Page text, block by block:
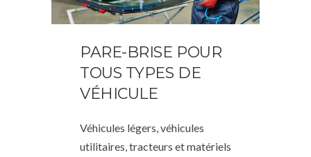
PARE-BRISE POUR
TOUS TYPES DE
VÉHICULE
Véhicules légers, véhicules
utilitaires, tracteurs et matériels